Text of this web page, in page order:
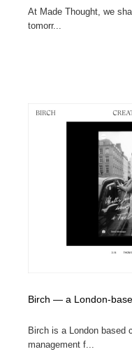
At Made Thought, we
tomorr...
Birch — a London-
Birch is a London based
management f...